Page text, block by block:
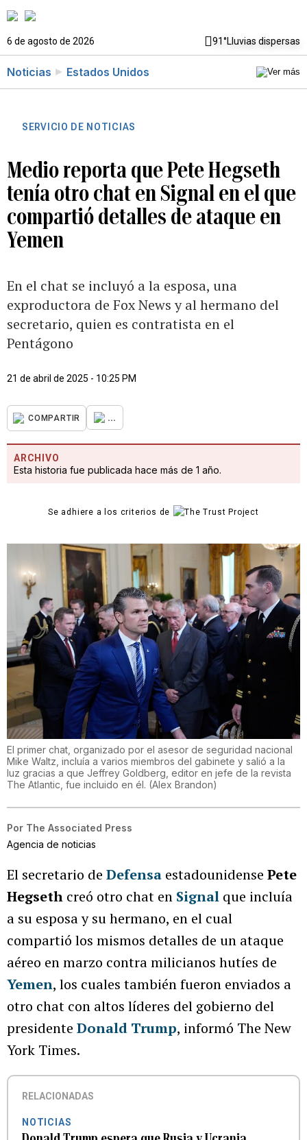
6 de agosto de 2026 91°Lluvias dispersas
Noticias Estados Unidos
SERVICIO DE NOTICIAS
Medio reporta que Pete Hegseth
tenía otro chat en Signal en el que
compartió detalles de ataque en
Yemen
En el chat se incluyó a la esposa, una
exproductora de Fox News y al hermano del
secretario, quien es contratista en el
Pentágono
21 de abril de 2025 - 10:25 PM
COMPARTIR ...
ARCHIVO
Esta historia fue publicada hace más de 1 año.
Se adhiere a los criterios de
El primer chat, organizado por el asesor de seguridad nacional
Mike Waltz, incluía a varios miembros del gabinete y salió a la
luz gracias a que Jeffrey Goldberg, editor en jefe de la revista
The Atlantic, fue incluido en él. (Alex Brandon)
Por The Associated Press
Agencia de noticias
El secretario de Defensa estadounidense Pete
Hegseth creó otro chat en Signal que incluía
a su esposa y su hermano, en el cual
compartió los mismos detalles de un ataque
aéreo en marzo contra milicianos hutíes de
Yemen, los cuales también fueron enviados a
otro chat con altos líderes del gobierno del
presidente Donald Trump, informó The New
York Times.
RELACIONADAS
NOTICIAS